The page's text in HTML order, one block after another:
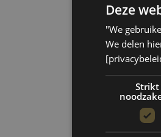
Op
Op
Boven
Deze
"We
We delen
Strikt